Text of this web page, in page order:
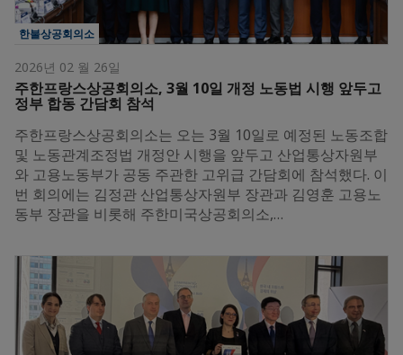
한불상공회의소
2026년 02 월 26일
주한프랑스상공회의소, 3월 10일 개정 노동법 시행 앞두고
정부 합동 간담회 참석
주한프랑스상공회의소는 오는 3월 10일로 예정된 노동조합
및 노동관계조정법 개정안 시행을 앞두고 산업통상자원부
와 고용노동부가 공동 주관한 고위급 간담회에 참석했다. 이
번 회의에는 김정관 산업통상자원부 장관과 김영훈 고용노
동부 장관을 비롯해 주한미국상공회의소,…